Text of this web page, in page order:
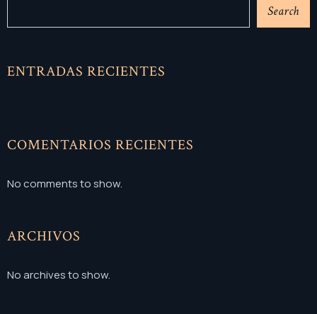
Search
ENTRADAS RECIENTES
COMENTARIOS RECIENTES
No comments to show.
ARCHIVOS
No archives to show.